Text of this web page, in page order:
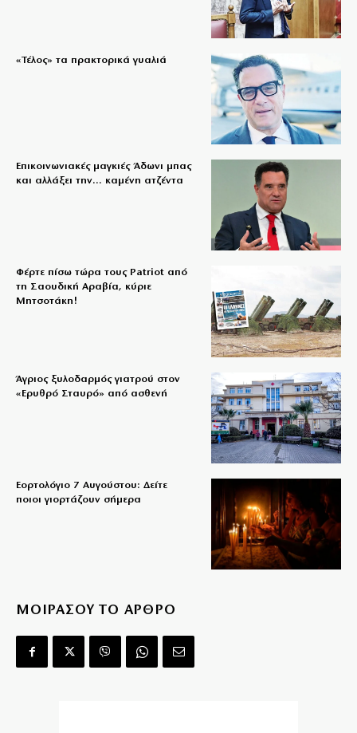
«Τέλος» τα πρακτορικά γυαλιά
Επικοινωνιακές μαγκιές Άδωνι μπας
και αλλάξει την… καμένη ατζέντα
Φέρτε πίσω τώρα τους Patriot από
τη Σαουδική Αραβία, κύριε
Μητσοτάκη!
Άγριος ξυλοδαρμός γιατρού στον
«Ερυθρό Σταυρό» από ασθενή
Εορτολόγιο 7 Αυγούστου: Δείτε
ποιοι γιορτάζουν σήμερα
ΜΟΙΡΑΣΟΥ ΤΟ ΑΡΘΡΟ